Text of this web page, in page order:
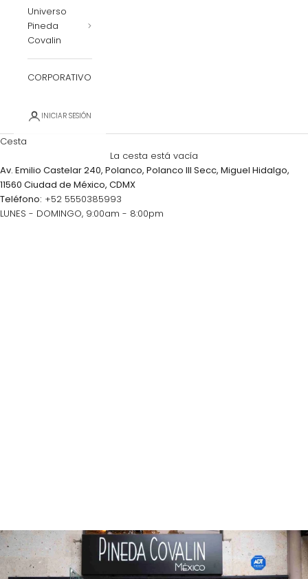
Universo
Pineda
Covalin
CORPORATIVO
INICIAR SESIÓN
Cesta
La cesta está vacía
Av. Emilio Castelar 240, Polanco, Polanco III Secc, Miguel Hidalgo,
11560 Ciudad de México, CDMX
Teléfono: +52 5550385993
LUNES - DOMINGO, 9:00am - 8:00pm